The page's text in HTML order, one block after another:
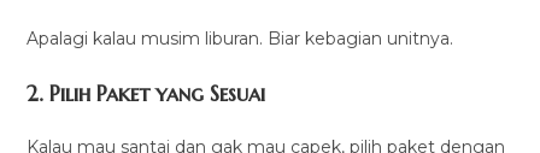
Apalagi kalau musim liburan. Biar kebagian unitnya.
2. Pilih Paket yang Sesuai
Kalau mau santai dan gak mau capek, pilih paket dengan